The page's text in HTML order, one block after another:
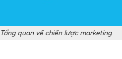
Tổng quan về chiến lược marketing